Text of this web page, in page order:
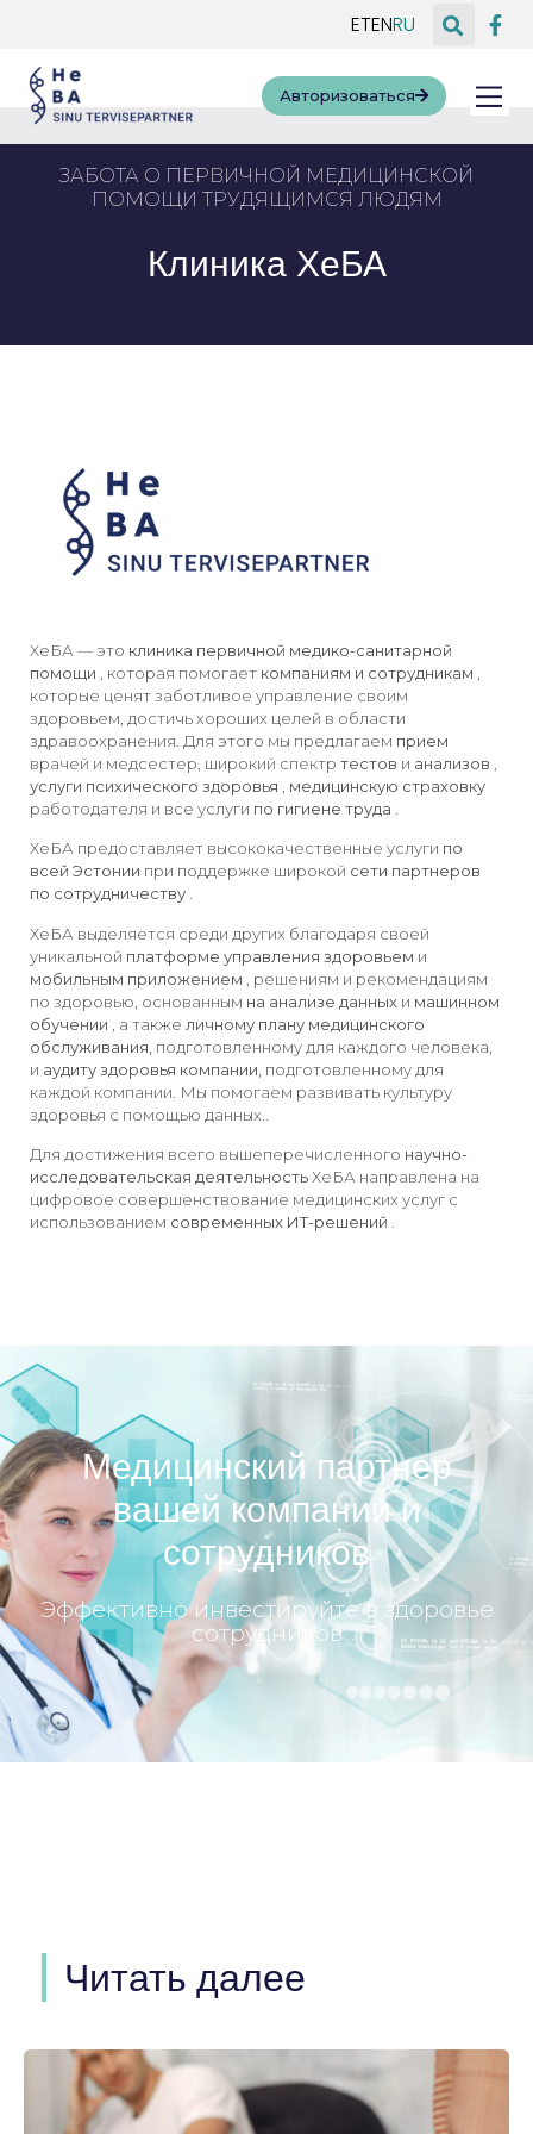
ETENRU
Авторизоваться
ЗАБОТА О ПЕРВИЧНОЙ МЕДИЦИНСКОЙ
ПОМОЩИ ТРУДЯЩИМСЯ ЛЮДЯМ
Клиника ХеБА
ХеБА — это клиника первичной медико-санитарной
помощи , которая помогает компаниям и сотрудникам
которые ценят заботливое управление своим
здоровьем, достичь хороших целей в области
здравоохранения. Для этого мы предлагаем прием
врачей и медсестер, широкий спектр тестов и анализов
услуги психического здоровья
медицинскую страховку
работодателя и все услуги по гигиене труда
ХеБА предоставляет высококачественные услуги по
всей Эстонии при поддержке широкой сети партнеров
по сотрудничеству
ХеБА выделяется среди других благодаря своей
уникальной платформе управления здоровьем и
мобильным приложением , решениям и рекомендациям
по здоровью, основанным на анализе данных и машинном
обучении , а также личному плану медицинского
обслуживания, подготовленному для каждого человека,
и аудиту здоровья компании, подготовленному для
каждой компании. Мы помогаем развивать культуру
здоровья с помощью данных..
Для достижения всего вышеперечисленного научно-
исследовательская деятельность ХеБА направлена ​​на
цифровое совершенствование медицинских услуг с
использованием современных ИТ-решений
Медицинский партнер
вашей компании и
сотрудников
Эффективно инвестируйте в здоровье
сотрудников
Читать далее